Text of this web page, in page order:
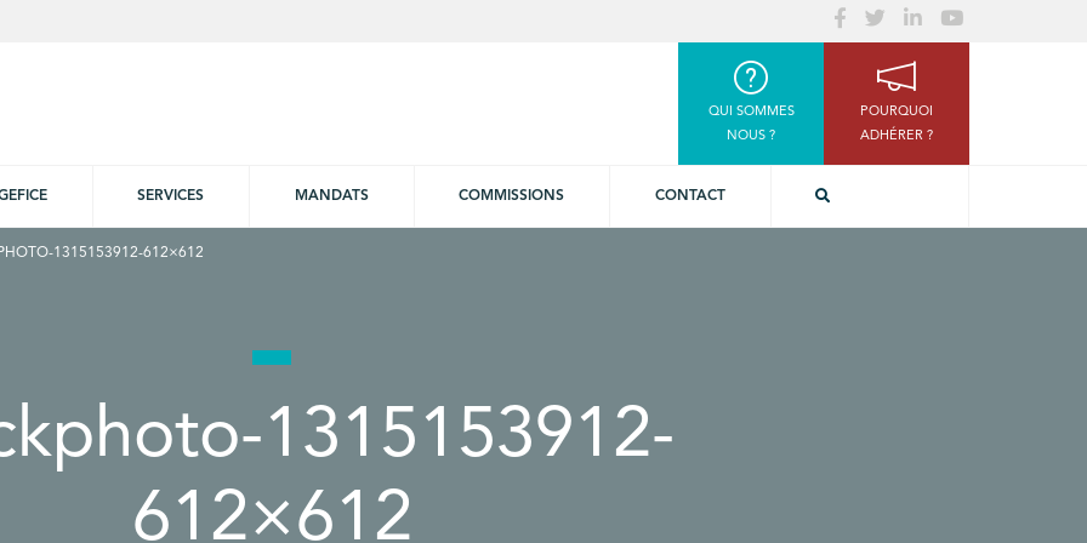
QUI SOMMES
NOUS ?
POURQUOI
ADHÉRER ?
SERVICES MANDATS COMMISSIONS CONTACT
1315153912-612×612
1315153912-
612×612